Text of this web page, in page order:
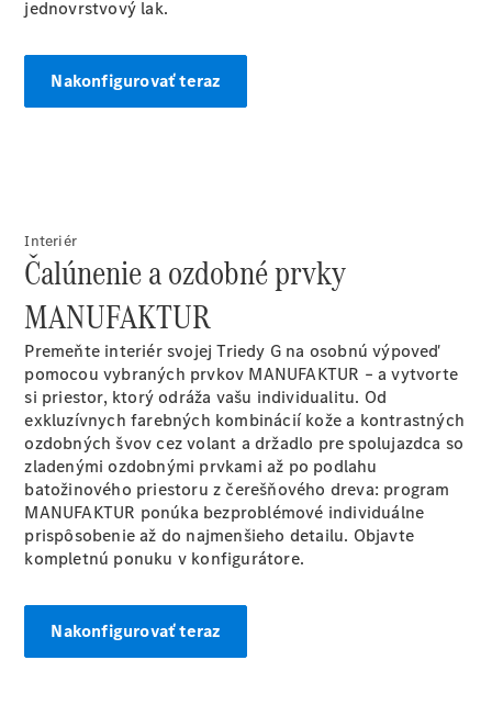
SUV
Maybach
EQS SUV
Elektromobil
GLA
GLC kupé
GLE kupé
Mercedes-
Maybach
GLS
Novinka
Trieda
G
Elektromobil
Trieda G
Vozidlá k
priamemu
Konfigurátor
Kombi
jednovrstvový lak.
Nakonfigurovať teraz
Interiér
Čalúnenie a ozdobné prvky
MANUFAKTUR
Premeňte interiér svojej Triedy G na osobnú výpoveď
pomocou vybraných prvkov MANUFAKTUR – a vytvorte
si priestor, ktorý odráža vašu individualitu. Od
exkluzívnych farebných kombinácií kože a kontrastných
ozdobných švov cez volant a držadlo pre spolujazdca so
zladenými ozdobnými prvkami až po podlahu
batožinového priestoru z čerešňového dreva: program
MANUFAKTUR ponúka bezproblémové individuálne
prispôsobenie až do najmenšieho detailu. Objavte
kompletnú ponuku v konfigurátore.
Nakonfigurovať teraz